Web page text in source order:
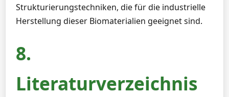
Strukturierungstechniken, die für die industrielle
Herstellung dieser Biomaterialien geeignet sind.
8.
Literaturverzeichnis